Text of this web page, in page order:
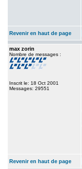
Revenir en haut de page
max zorin
Nombre de messages :
Inscrit le: 18 Oct 2001
Messages: 29551
Revenir en haut de page